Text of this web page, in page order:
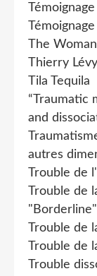
The
Thierry
Tila Tequila
“Traumatic
and
autres
Trouble de
Trouble de
"Borderline"
Trouble de
Trouble de
Trouble